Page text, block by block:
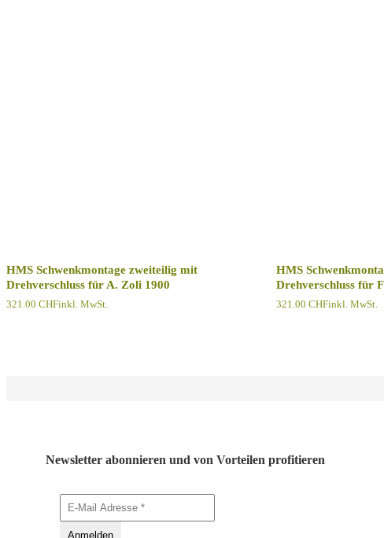
HMS Schwenkmontage zweiteilig mit
Drehverschluss für A. Zoli 1900
321.00 CHFinkl. MwSt.
HMS
Drehverschluss für
321.00CHFinkl. MwSt.
Newsletter abonnieren und von Vorteilen profitieren